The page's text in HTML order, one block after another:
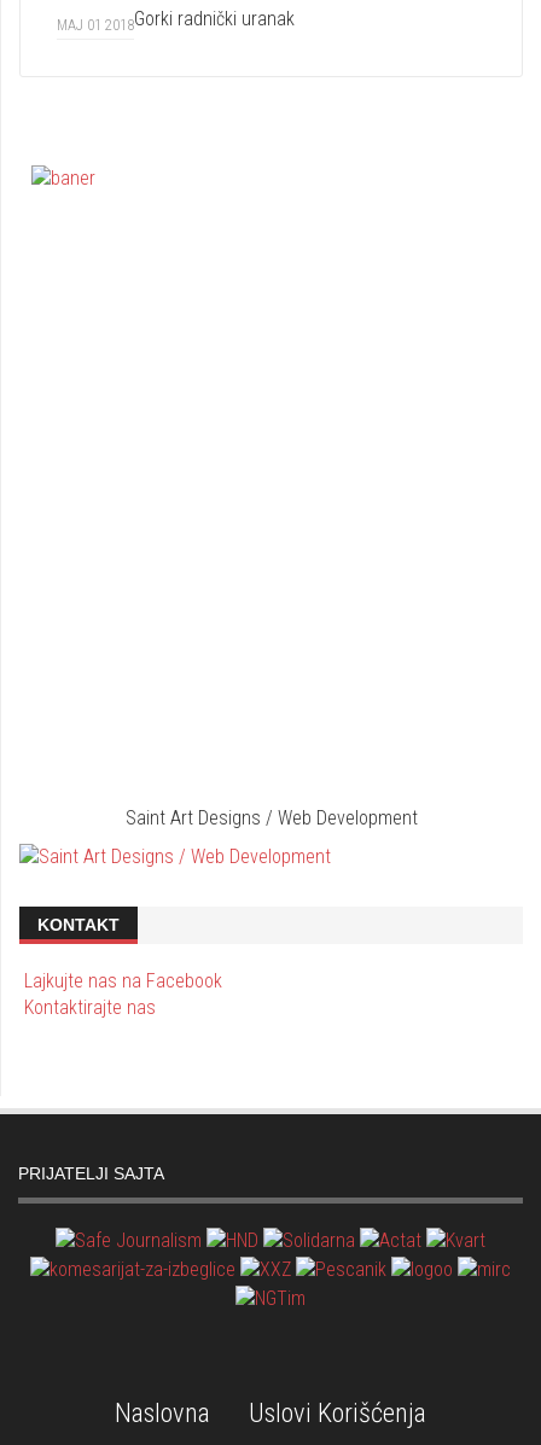
MAJ 01 2018Gorki radnički uranak
Saint Art Designs / Web Development
KONTAKT
Lajkujte nas na Facebook
Kontaktirajte nas
PRIJATELJI SAJTA
Naslovna Uslovi Korišćenja